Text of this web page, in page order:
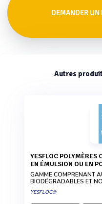
DEMANDER UN
Autres
YESFLOC POLYMÈRES COAGULANTS / FLOCULANTS
EN ÉMULSION OU EN
GAMME COMPRENANT
BIODÉGRADABLES ET
YESFLOC®